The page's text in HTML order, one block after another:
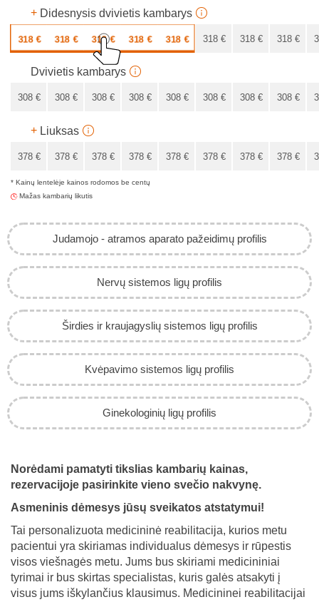
x
+ Didesnysis dvivietis kambarys
318€ 318 € 318€ 318 € 318 € 318 € 318 € 318 €
Dvivietis kambarys
308 € 308 € 308 € 308 € 308 € 308 € 308 € 308 €
+ Liuksas
378 € 378 € 378 € 378 € 378 € 378 € 378 € 378 €
378€
* Kainų lentelėje kainos rodomos be centų
Mažas kambarių likutis
Judamojo - atramos aparato pažeidimų profilis
Nervų sistemos ligų profilis
Širdies ir kraujagyslių sistemos ligų profilis
Kvėpavimo sistemos ligų profilis
Ginekologinių ligų profilis
Norėdami pamatyti tikslias kambarių kainas,
rezervacijoje pasirinkite vieno svečio nakvynę.
Asmeninis dėmesys jūsų sveikatos atstatymui!
Tai personalizuota medicininė reabilitacija, kurios metu
pacientui yra skiriamas individualus dėmesys ir rūpestis
visos viešnagės metu. Jums bus skiriami medicininiai
tyrimai ir bus skirtas specialistas, kuris galės atsakyti į
visus jums iškylančius klausimus. Medicininei reabilitacijai